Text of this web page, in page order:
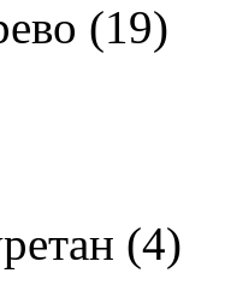
(19)
(4)